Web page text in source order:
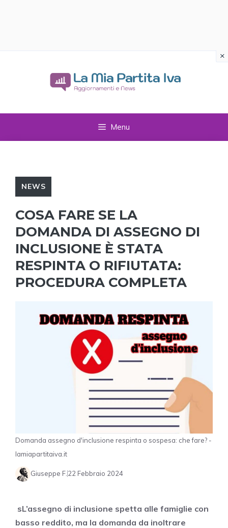
Menu
NEWS
COSA FARE SE LA
DOMANDA DI ASSEGNO DI
INCLUSIONE È STATA
RESPINTA O RIFIUTATA:
PROCEDURA COMPLETA
Domanda assegno d'inclusione respinta o sospesa: che fare? -
lamiapartitaiva.it
Giuseppe F. 22 Febbraio 2024
sL’assegno di inclusione spetta alle famiglie con
basso reddito, ma la domanda da inoltrare
×